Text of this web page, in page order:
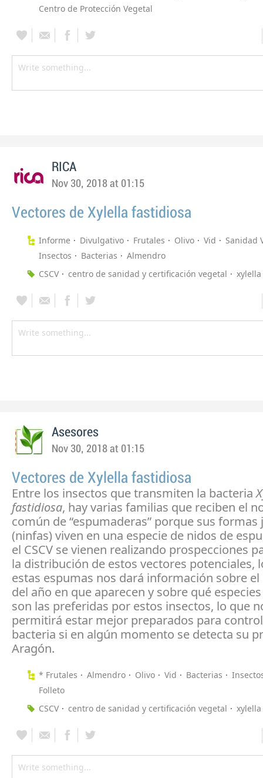
Centro de Protección Vegetal
RICA
Nov 30, 2018 at 01:15
Vectores de Xylella fastidiosa
Informe Divulgativo Frutales Olivo Vid
Sanidad
Insectos
Bacterias
Almendro
CSCV
centro de sanidad y certificación vegetal
Asesores
Nov 30, 2018 at 01:15
Vectores de Xylella fastidiosa
Entre los insectos que transmiten la bacteria
fastidiosa, hay varias familias que reciben el
común de “espumaderas” porque sus formas
(ninfas) viven en una especie de nidos de
el CSCV se vienen realizando prospecciones
la distribución de estos vectores potenciales,
estas espumas nos dará información sobre
del año en que aparecen y sobre qué
son las preferidas por estos insectos, lo que
permitirá estar mejor preparados para
bacteria si en algún momento se detecta su
Aragón.
* Frutales Almendro Olivo Vid Bacterias
Folleto
CSCV
centro de sanidad y certificación vegetal